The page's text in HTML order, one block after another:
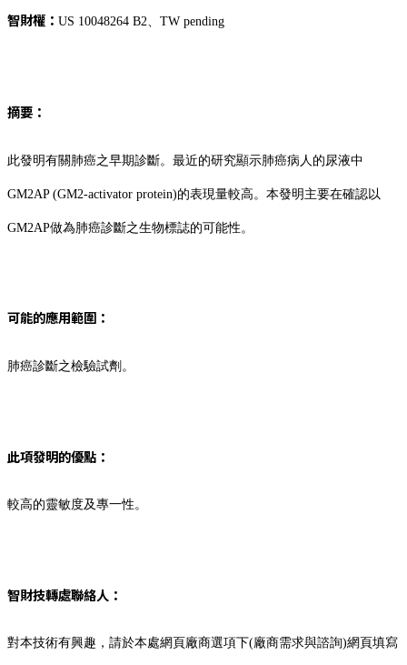
智財權： US 10048264 B2、TW pending
摘要：
此發明有關肺癌之早期診斷。最近的研究顯示肺癌病人的尿液中
GM2AP (GM2-activator protein)的表現量較高。本發明主要在確認以
GM2AP做為肺癌診斷之生物標誌的可能性。
可能的應用範圍：
肺癌診斷之檢驗試劑。
此項發明的優點：
較高的靈敏度及專一性。
智財技轉處聯絡人：
對本技術有興趣，請於本處網頁廠商選項下(廠商需求與諮詢)網頁填寫